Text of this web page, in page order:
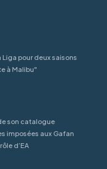
pour deux saisons
à Malibu"
son catalogue
imposées aux Gafan
d’EA